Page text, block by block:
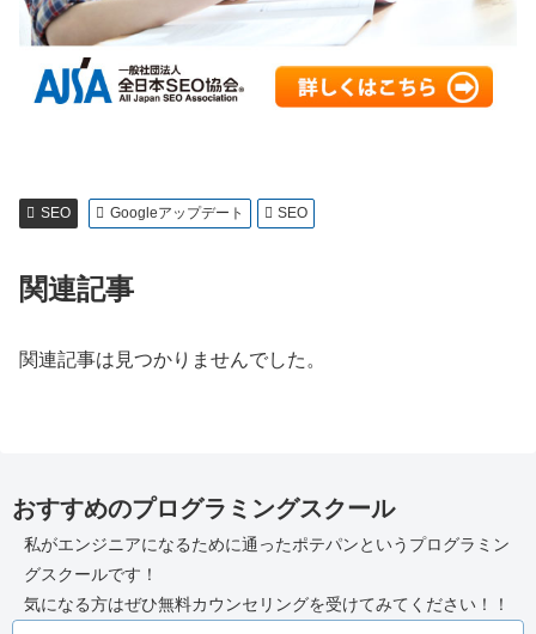
SEO Googleアップデート SEO
関連記事
関連記事は見つかりませんでした。
おすすめのプログラミングスクール
私がエンジニアになるために通ったポテパンというプログラミン
グスクールです！
気になる方はぜひ無料カウンセリングを受けてみてください！！